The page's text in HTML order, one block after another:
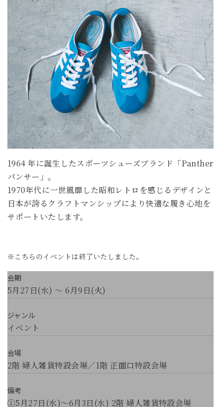
1964 年に誕生したスポーツシューズブランド「Panther
パンサー」。
1970年代に一世風靡した昭和レトロを感じるデザインと
日本が誇るクラフトマンシップにより快適な履き心地を
サポートいたします。
※こちらのイベントは終了いたしました。
会期
5月27日(水) ～ 6月9日(火)
ジャンル
イベント
会場
2階 婦人雑貨特設会場／1階 正面口特設会場
備考
①5月27日(水)～6月3日(水) 2階 婦人雑貨特設会場